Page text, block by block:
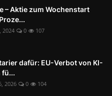
– Aktie zum Wochenstart
2024 0 107
dafür: EU-Verbot von KI-
fü...
2026 0 104